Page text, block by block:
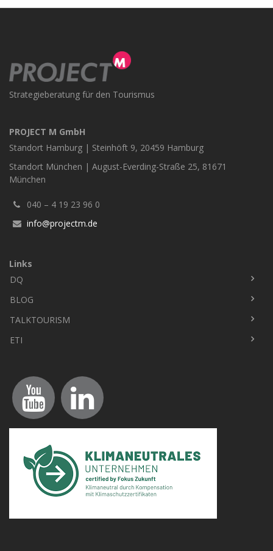
Strategieberatung für den Tourismus
PROJECT M GmbH
Standort Hamburg | Steinhöft 9, 20459 Hamburg
Standort München | August-Everding-Straße 25, 81671
München
040 – 4 19 23 96 0
info@projectm.de
Links
Fußbereich
DQ
BLOG
TALKTOURISM
ETI